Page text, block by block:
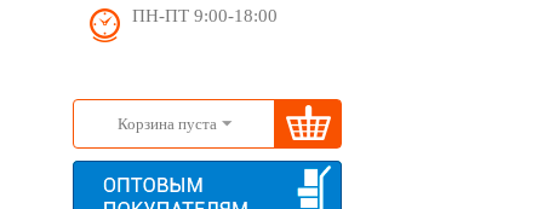
ПН-ПТ 9:00-18:00
Корзина пуста